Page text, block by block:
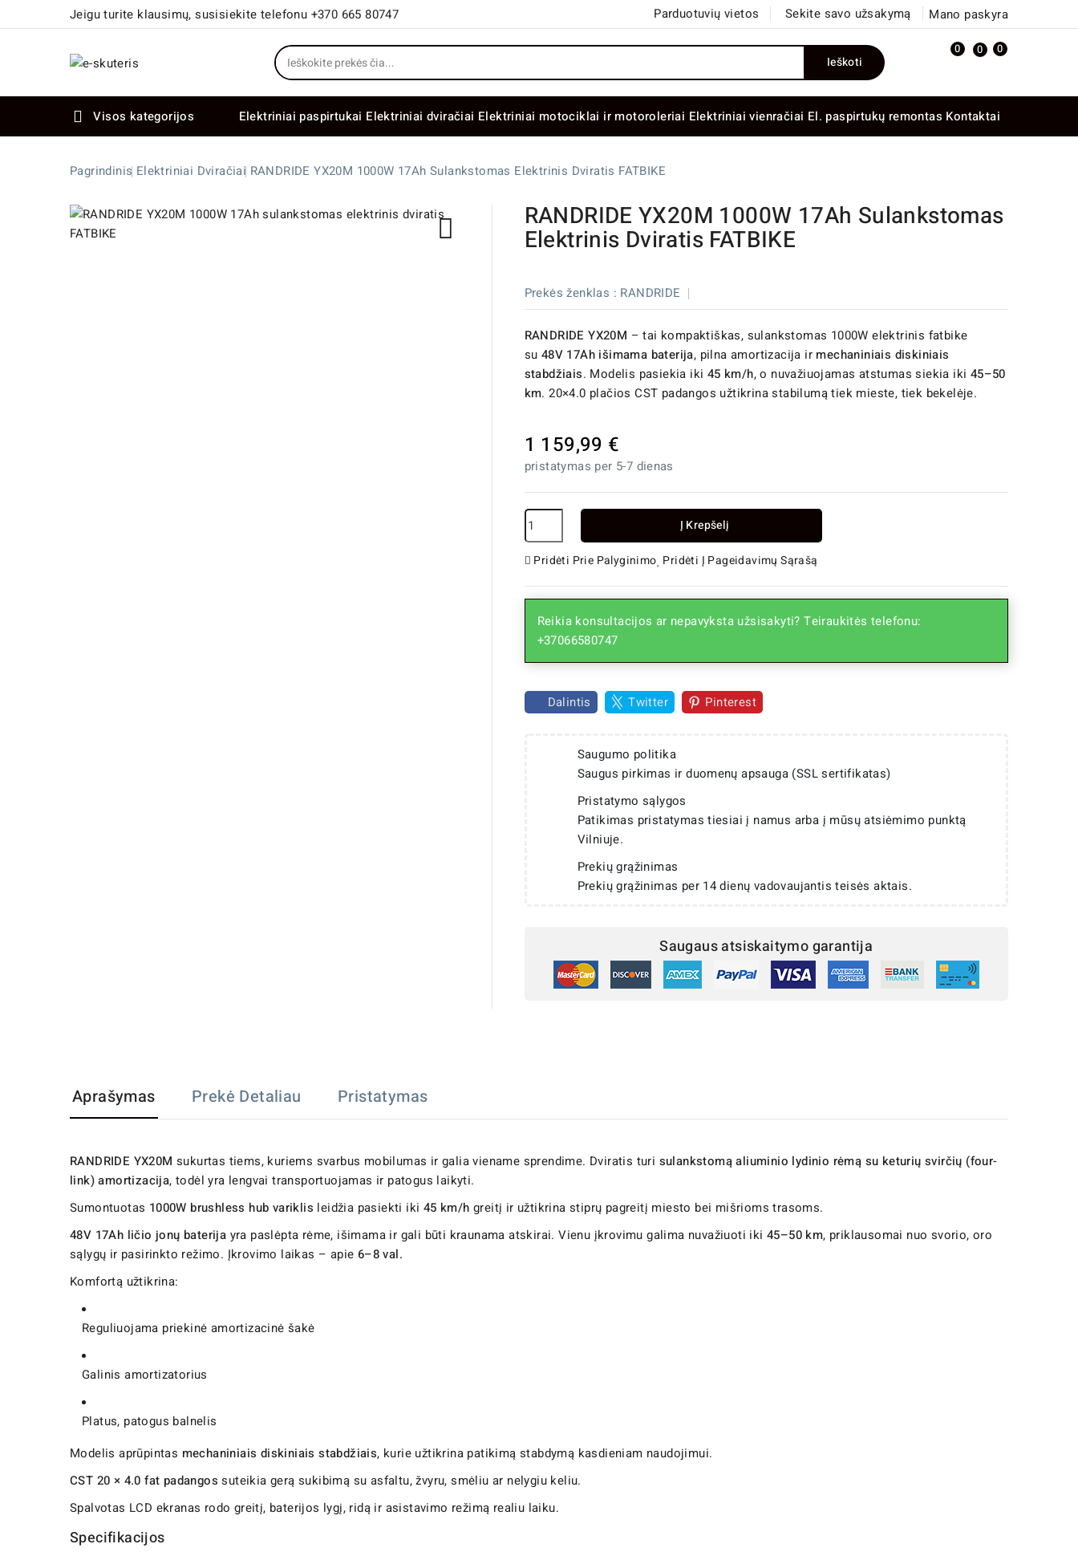
Jeigu turite klausimų, susisiekite telefonu +370 665 80747 Parduotuvių vietos Sekite savo užsakymą Mano paskyra
Ieškoti
0 0 0
 Visos kategorijos Elektriniai paspirtukai Elektriniai dviračiai Elektriniai motociklai ir motoroleriai Elektriniai vienračiai El. paspirtukų remontas Kontaktai
Pagrindinis Elektriniai Dviračiai RANDRIDE YX20M 1000W 17Ah Sulankstomas Elektrinis Dviratis FATBIKE
 RANDRIDE YX20M 1000W 17Ah Sulankstomas
Elektrinis Dviratis FATBIKE
Prekės ženklas : RANDRIDE
RANDRIDE YX20M – tai kompaktiškas, sulankstomas 1000W elektrinis fatbike
su 48V 17Ah išimama baterija, pilna amortizacija ir mechaniniais diskiniais
stabdžiais. Modelis pasiekia iki 45 km/h, o nuvažiuojamas atstumas siekia iki 45–50
km. 20×4.0 plačios CST padangos užtikrina stabilumą tiek mieste, tiek bekelėje.
1 159,99 €
pristatymas per 5-7 dienas
Į Krepšelį
Pridėti Prie Palyginimo Pridėti Į Pageidavimų Sąrašą
Reikia konsultacijos ar nepavyksta užsisakyti? Teiraukitės telefonu:
+37066580747
Dalintis Twitter Pinterest
Saugumo politika
Saugus pirkimas ir duomenų apsauga (SSL sertifikatas)
Pristatymo sąlygos
Patikimas pristatymas tiesiai į namus arba į mūsų atsiėmimo punktą
Vilniuje.
Prekių grąžinimas
Prekių grąžinimas per 14 dienų vadovaujantis teisės aktais.
Saugaus atsiskaitymo garantija
Aprašymas Prekė Detaliau Pristatymas
RANDRIDE YX20M sukurtas tiems, kuriems svarbus mobilumas ir galia viename sprendime. Dviratis turi sulankstomą aliuminio lydinio rėmą su keturių svirčių (four-
link) amortizacija, todėl yra lengvai transportuojamas ir patogus laikyti.
Sumontuotas 1000W brushless hub variklis leidžia pasiekti iki 45 km/h greitį ir užtikrina stiprų pagreitį miesto bei mišrioms trasoms.
48V 17Ah ličio jonų baterija yra paslėpta rėme, išimama ir gali būti kraunama atskirai. Vienu įkrovimu galima nuvažiuoti iki45–50 km, priklausomai nuo svorio, oro
sąlygų ir pasirinkto režimo. Įkrovimo laikas – apie 6–8 val.
Komfortą užtikrina:
Reguliuojama priekinė amortizacinė šakė
Galinis amortizatorius
Platus, patogus balnelis
Modelis aprūpintas mechaniniais diskiniais stabdžiais, kurie užtikrina patikimą stabdymą kasdieniam naudojimui.
CST 20 × 4.0 fat padangos suteikia gerą sukibimą su asfaltu, žvyru, smėliu ar nelygiu keliu.
Spalvotas LCD ekranas rodo greitį, baterijos lygį, ridą ir asistavimo režimą realiu laiku.
Specifikacijos